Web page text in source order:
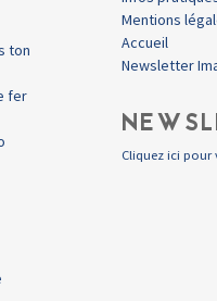
ton
fer
Mentions
Accueil
Newsletter
Cliquez ici pour